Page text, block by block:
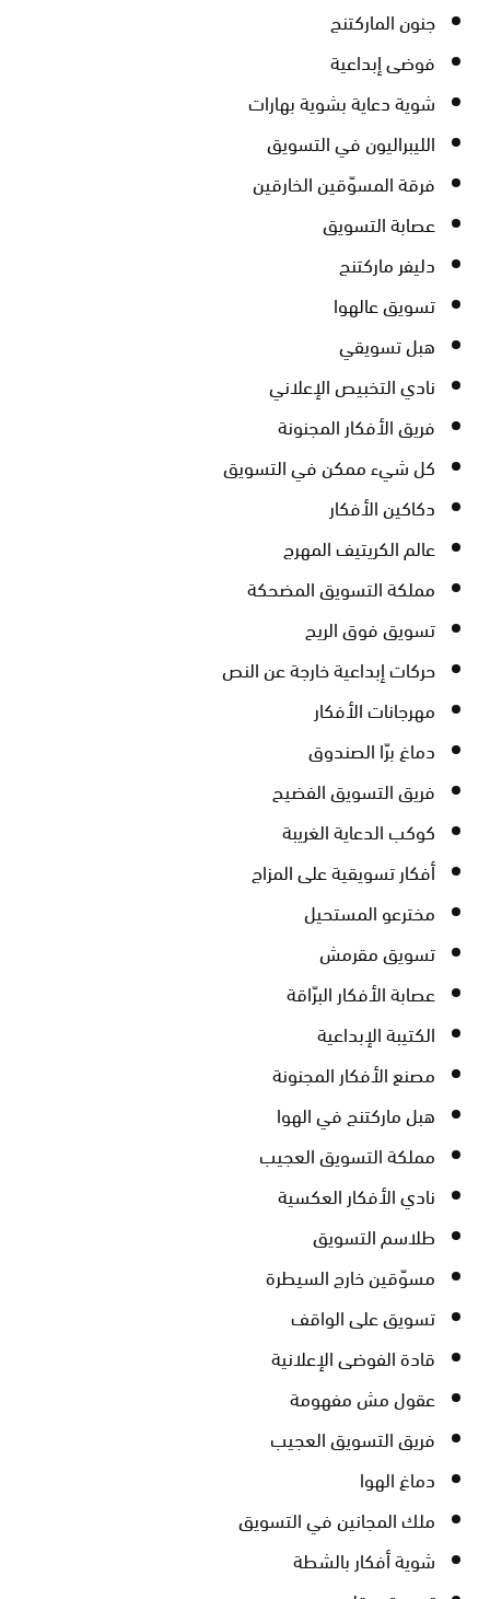
جنون الماركتنج
فوضى إبداعية
شوية دعاية بشوية بهارات
الليبراليون في التسويق
فرقة المسوّقين الخارقين
عصابة التسويق
دليفر ماركتنج
تسويق عالهوا
هبل تسويقي
نادي التخبيص الإعلاني
فريق الأفكار المجنونة
كل شيء ممكن في التسويق
دكاكين الأفكار
عالم الكريتيف المهرج
مملكة التسويق المضحكة
تسويق فوق الريح
حركات إبداعية خارجة عن النص
مهرجانات الأفكار
دماغ برّا الصندوق
فريق التسويق الفضيح
كوكب الدعاية الغريبة
أفكار تسويقية على المزاج
مخترعو المستحيل
تسويق مقرمش
عصابة الأفكار البرّاقة
الكتيبة الإبداعية
مصنع الأفكار المجنونة
هبل ماركتنج في الهوا
مملكة التسويق العجيب
نادي الأفكار العكسية
طلاسم التسويق
مسوّقين خارج السيطرة
تسويق على الواقف
قادة الفوضى الإعلانية
عقول مش مفهومة
فريق التسويق العجيب
دماغ الهوا
ملك المجانين في التسويق
شوية أفكار بالشطة